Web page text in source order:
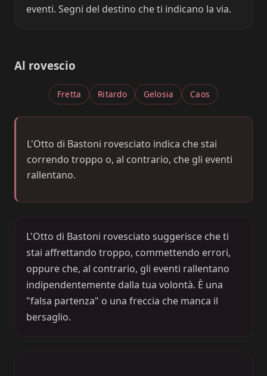
eventi. Segni del destino che ti indicano la via.
Al rovescio
Fretta Ritardo Gelosia Caos
L'Otto di Bastoni rovesciato indica che stai
correndo troppo o, al contrario, che gli eventi
rallentano.
L'Otto di Bastoni rovesciato suggerisce che ti
stai affrettando troppo, commettendo errori,
oppure che, al contrario, gli eventi rallentano
indipendentemente dalla tua volontà. È una
"falsa partenza" o una freccia che manca il
bersaglio.